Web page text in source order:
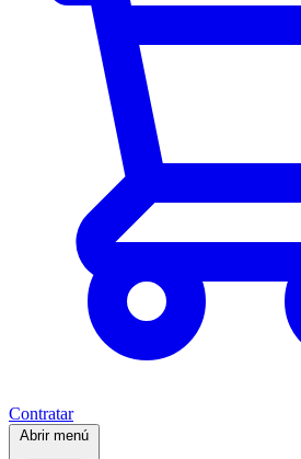
Contratar
Abrir menú